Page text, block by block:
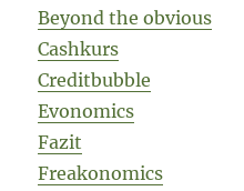
Beyond the obvious
Cashkurs
Creditbubble
Evonomics
Fazit
Freakonomics